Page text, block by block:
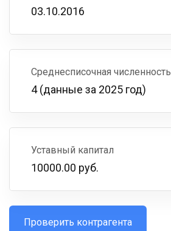
03.10.2016
Среднесписочная численность
4 (данные за 2025 год)
Уставный капитал
10000.00 руб.
Проверить контрагента